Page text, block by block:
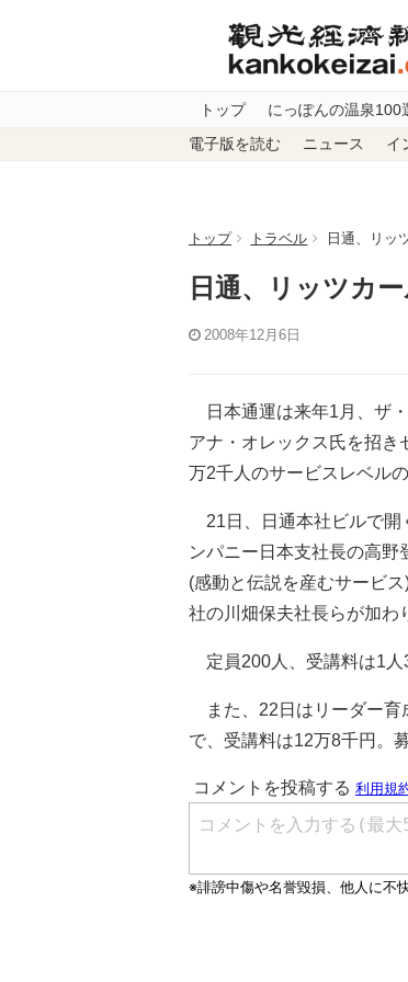
トップ にっぽんの温泉100
電子版を読む ニュース イ
トップ トラベル 日通、リッ
日通、リッツカ
2008年12月6日
日本通運は来年1月、ザ
アナ・オレックス氏を招き
万2千人のサービスレベル
21日、日通本社ビルで開
ンパニー日本支社長の高野
(感動と伝説を産むサービ
社の川畑保夫社長らが加わ
定員200人、受講料は1人
また、22日はリーダー育
で、受講料は12万8千円。